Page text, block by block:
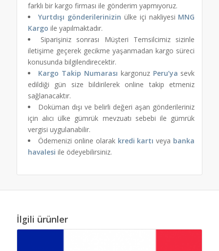
farklı bir kargo firması ile gönderim yapmıyoruz.
Yurtdışı gönderilerinizin ülke içi nakliyesi MNG
Kargo ile yapılmaktadır.
Siparişiniz sonrası Müşteri Temsilcimiz sizinle
iletişime geçerek gecikme yaşanmadan kargo süreci
konusunda bilgilendirecektir.
Kargo Takip Numarası kargonuzPeru’ya sevk
edildiği gün size bildirilerek online takip etmeniz
sağlanacaktır.
Doküman dışı ve belirli değeri aşan gönderileriniz
için alıcı ülke gümrük mevzuatı sebebi ile gümrük
vergisi uygulanabilir.
Ödemenizi online olarak kredi kartı veya banka
havalesi ile ödeyebilirsiniz.
İlgili ürünler